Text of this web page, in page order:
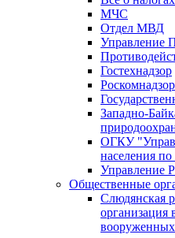
МЧС
Отдел МВД
Управление
Гостехнадзор
Роскомнадзор
Западно-
ОГКУ
населения
Управление
Общественные
Слюдянская
организация